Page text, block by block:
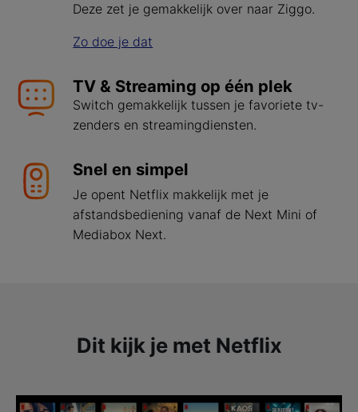
Deze zet je gemakkelijk over naar Ziggo.
Zo doe je dat
TV & Streaming op één plek
Switch gemakkelijk tussen je favoriete tv-
zenders en streamingdiensten.
Snel en simpel
Je opent Netflix makkelijk met je
afstandsbediening vanaf de Next Mini of
Mediabox Next.
Dit kijk je met Netflix